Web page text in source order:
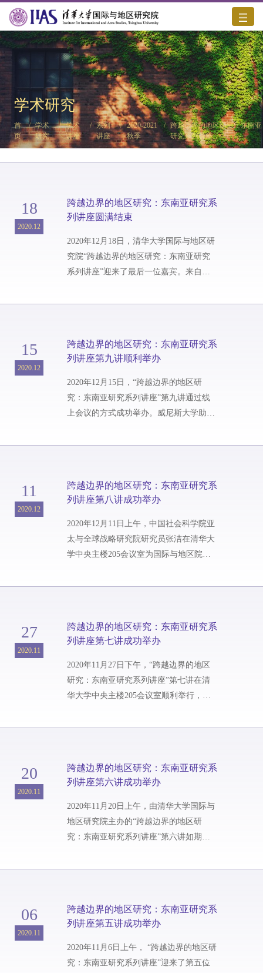
学术研究
首
页
/ 学术
研究
/ 学术
讲座
/ 系列
讲座
/ 2020-2021
秋季
/ 跨越边界的地区研究：东南亚
研究系列讲座
18
2020.12
跨越边界的地区研究：东南亚研究系
列讲座圆满结束
2020年12月18日，清华大学国际与地区研
究院“跨越边界的地区研究：东南亚研究
系列讲座”迎来了最后一位嘉宾。来自新
Lockhart）副教授通过线上会议的方式为
Vietnamese Historical and Cultural
Relations）的精彩讲座。本讲的顺利举办
也标志着本学期东南亚研究系列讲座的圆
满结束。罗恩光副教授首先从地理和历史
的...
15
2020.12
跨越边界的地区研究：东南亚研究系
列讲座第九讲顺利举办
2020年12月15日，“跨越边界的地区研
究：东南亚研究系列讲座”第九讲通过线
上会议的方式成功举办。威尼斯大学助理
来了题为“泰国占卜与政治”的精彩分享。
占卜这一充满神秘感的领域。泰国知名银
行Kasikornbank的数据表明在2005年，泰
国人一年支出的占卜费用大约为1.32亿美
元，这足以体现泰国人对占卜的重视程...
11
2020.12
跨越边界的地区研究：东南亚研究系
列讲座第八讲成功举办
2020年12月11日上午，中国社会科学院亚
太与全球战略研究院研究员张洁在清华大
学中央主楼205会议室为国际与地区院的
海问题的再审视”的讲座，本次讲座也
基本情况、冷战后地区秩序变迁与重组、
印太战略下对南海问题的再审视、中国的
应对四部分。张洁研究员首先从地理构成
的角度介绍了南海诸岛的情况，指出南海
问题...
27
2020.11
跨越边界的地区研究：东南亚研究系
列讲座第七讲成功举办
2020年11月27日下午，“跨越边界的地区
研究：东南亚研究系列讲座”第七讲在清
华大学中央主楼205会议室顺利举行，主
大学亚洲学院副院长、柬埔寨研究中心主
党与政党政治的概念界定，接着介绍了柬
埔寨政党政治的起源并梳理了柬埔寨政党
政治发展演变的历史，最后对当代柬埔寨
政党政治进行了解析。顾佳赟副教授从...
20
2020.11
跨越边界的地区研究：东南亚研究系
列讲座第六讲成功举办
2020年11月20日上午，由清华大学国际与
地区研究院主办的“跨越边界的地区研
究：东南亚研究系列讲座”第六讲如期举
师 Jayde Lin Roberts 博士以线上会议的方
系经济”的研究。包括地区院师生在内的
约80名听众一道参与了本场讲座。Lin
Roberts 博士从缅语中“Nalehmu”这一语汇
切入，阐明将该概念理解为一整套关系...
06
2020.11
跨越边界的地区研究：东南亚研究系
列讲座第五讲成功举办
2020年11月6日上午， “跨越边界的地区研
究：东南亚研究系列讲座”迎来了第五位